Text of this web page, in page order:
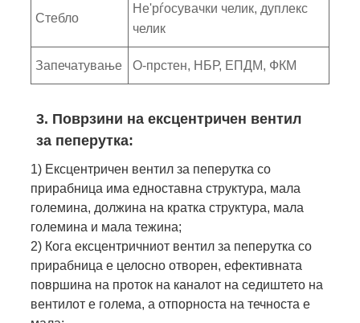
Стебло
Не'рѓосувачки челик, дуплекс
челик
Запечатување О-прстен, НБР, ЕПДМ, ФКМ
3. Поврзини на ексцентричен вентил
за пеперутка:
1) Ексцентричен вентил за пеперутка со
прирабница има едноставна структура, мала
големина, должина на кратка структура, мала
големина и мала тежина;
2) Кога ексцентричниот вентил за пеперутка со
прирабница е целосно отворен, ефективната
површина на проток на каналот на седиштето на
вентилот е голема, а отпорноста на течноста е